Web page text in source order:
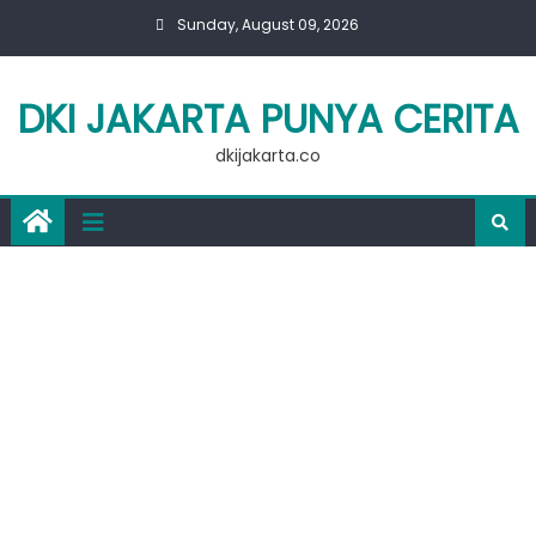
Sunday, August 09, 2026
DKI JAKARTA PUNYA CERITA
dkijakarta.co